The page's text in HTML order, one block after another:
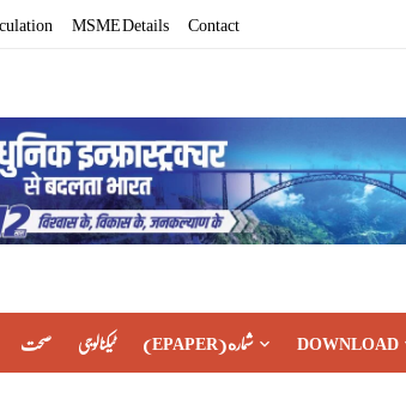
MSME Details Contact
صحت ٹیکنالوجی (EPAPER) شماره DOWNLOAD